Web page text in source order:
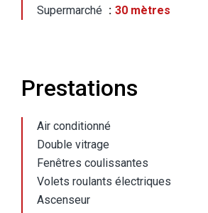
Supermarché
30 mètres
Prestations
Air conditionné
Double vitrage
Fenêtres coulissantes
Volets roulants électriques
Ascenseur